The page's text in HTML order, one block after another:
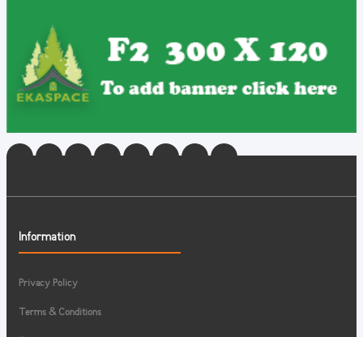
Information
Privacy Policy
Terms & Conditions